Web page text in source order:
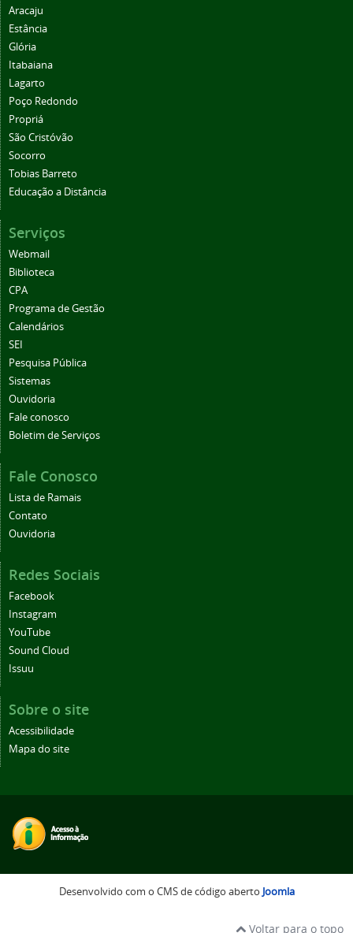
Aracaju
Estância
Glória
Itabaiana
Lagarto
Poço Redondo
Propriá
São Cristóvão
Socorro
Tobias Barreto
Educação a Distância
Serviços
Webmail
Biblioteca
CPA
Programa de Gestão
Calendários
SEI
Pesquisa Pública
Sistemas
Ouvidoria
Fale conosco
Boletim de Serviços
Fale Conosco
Lista de Ramais
Contato
Ouvidoria
Redes Sociais
Facebook
Instagram
YouTube
Sound Cloud
Issuu
Sobre o site
Acessibilidade
Mapa do site
Desenvolvido com o CMS de código aberto Joomla
Voltar para o topo